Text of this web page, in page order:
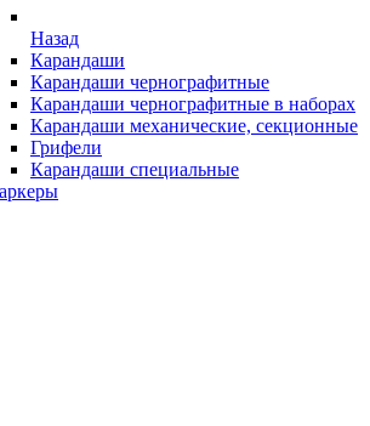
Назад
Карандаши
Карандаши чернографитные
Карандаши чернографитные в наборах
Карандаши механические, секционные
Грифели
Карандаши специальные